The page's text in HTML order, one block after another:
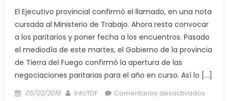
El Ejecutivo provincial confirmó el llamado, en una nota
cursada al Ministerio de Trabajo. Ahora resta convocar
a los paritarios y poner fecha a los encuentros. Pasado
el mediodía de este martes, el Gobierno de la provincia
de Tierra del Fuego confirmó la apertura de las
negociaciones paritarias para el año en curso. Así lo […]
Posted
05/02/2019 Author
InfoTDF Comentarios desactivadosen